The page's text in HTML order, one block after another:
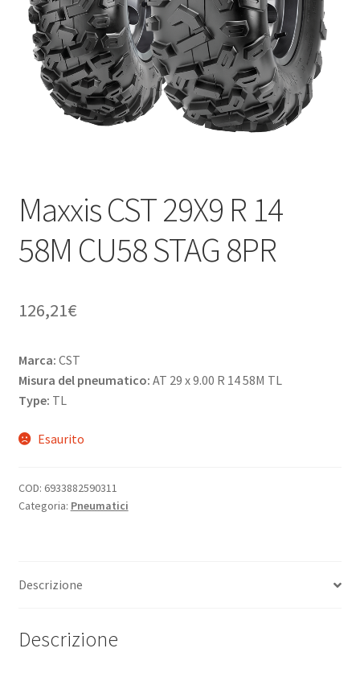
child
Maxxis CST 29X9 R 14
58M CU58 STAG 8PR
126,21€
Marca: CST
Misura del pneumatico: AT 29 x 9.00 R 14 58M TL
Type: TL
Esaurito
COD: 6933882590311
Categoria: Pneumatici
Descrizione
Descrizione